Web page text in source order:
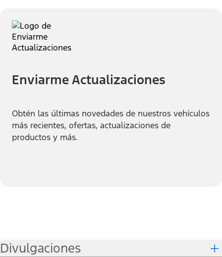
Enviarme Actualizaciones
Obtén las últimas novedades de nuestros vehículos
más recientes, ofertas, actualizaciones de
productos y más.
Divulgaciones